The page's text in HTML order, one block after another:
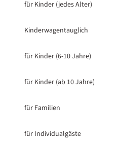
für Kinder (jedes Alter)
Kinderwagentauglich
für Kinder (6-10 Jahre)
für Kinder (ab 10 Jahre)
für Familien
für Individualgäste